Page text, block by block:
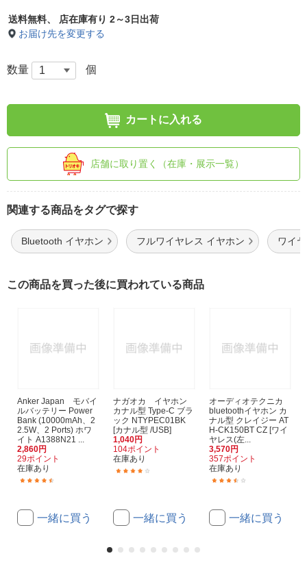
送料無料、
店在庫有り 2～3日出荷
お届け先を変更する
数量 個
カートに入れる
店舗に取り置く（在庫・展示一覧）
関連する商品をタグで探す
Bluetooth イヤホン フルワイヤレス イヤホン ワイ
この商品を買った後に買われている商品
Anker Japan モバイ
ルバッテリー Power
Bank (10000mAh、2
2.5W、2 Ports) ホワ
イト A1388N21 ...
2,860円
29ポイント
在庫あり
一緒に買う
ナガオカ イヤホン
カナル型 Type-C ブラ
ック NTYPEC01BK
[カナル型 /USB]
1,040円
104ポイント
在庫あり
一緒に買う
オーディオテクニカ
bluetoothイヤホン カ
ナル型 クレイジー AT
H-CK150BT CZ [ワイ
ヤレス(左...
3,570円
357ポイント
在庫あり
一緒に買う